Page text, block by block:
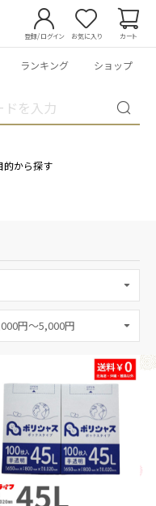
登録/ログイン お気に入り カート
ランキング ショップ
的から探す